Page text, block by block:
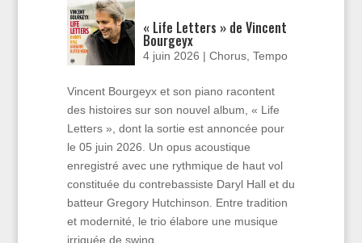
« Life Letters » de Vincent
Bourgeyx
4 juin 2026 |Chorus ,Tempo
Vincent Bourgeyx et son piano racontent
des histoires sur son nouvel album, « Life
Letters », dont la sortie est annoncée pour
le 05 juin 2026. Un opus acoustique
enregistré avec une rythmique de haut vol
constituée du contrebassiste Daryl Hall et du
batteur Gregory Hutchinson. Entre tradition
et modernité, le trio élabore une musique
irriguée de swing.